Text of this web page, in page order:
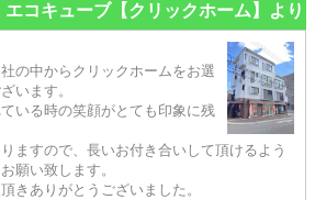
コキューブ【クリックホーム】より
の中からクリックホームをお選
います。
いる時の笑顔がとても印象に残
ますので、長いお付き合いして頂けるよう
願い致します。
きありがとうございました。